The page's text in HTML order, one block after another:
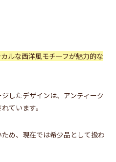
ルな西洋風モチーフが魅力的な
したデザインは、アンティーク
ています。
め、現在では希少品として扱わ